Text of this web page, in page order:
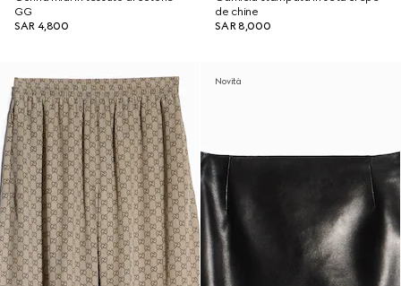
GG
SAR 4,800
de chine
SAR 8,000
Novità